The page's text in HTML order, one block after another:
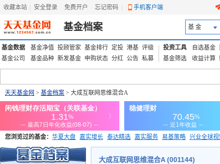
收藏本站 安全登录 免费开户 忘记密码 手机客户端
基金档案 基 金
基金数据 基金净值 投顾管家 基金排行 定投 港基 评级
基金公司
基金品种 新发基金 申购状态 分红 公告 私募
投资工具 自选基金
基金筛选
收益计算
天天基金网 > 基金档案 > 大成互联网思维混合A
您浏览过的基金： 华夏大盘 嘉实增长 泰达精选 嘉实服务 易基策略 兴业全球
添富优势 华安宏利 上证180价值ETF
大成互联网思维混合A (001144)